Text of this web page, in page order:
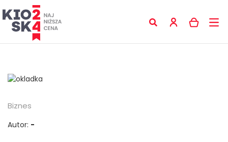
Biznes
Autor: -